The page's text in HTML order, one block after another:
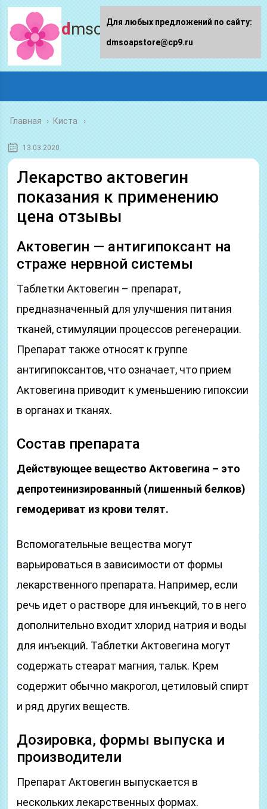
dmsoapstore.ru
Главная › Киста
13.03.2020
Лекарство актовегин
показания к применению
цена отзывы
Актовегин — антигипоксант на
страже нервной системы
Таблетки Актовегин – препарат,
предназначенный для улучшения питания
тканей, стимуляции процессов регенерации.
Препарат также относят к группе
антигипоксантов, что означает, что прием
Актовегина приводит к уменьшению гипоксии
в органах и тканях.
Состав препарата
Действующее вещество Актовегина – это
депротеинизированный (лишенный белков)
гемодериват из крови телят.
Вспомогательные вещества могут
варьироваться в зависимости от формы
лекарственного препарата. Например, если
речь идет о растворе для инъекций, то в него
дополнительно входит хлорид натрия и воды
для инъекций. Таблетки Актовегина могут
содержать стеарат магния, тальк. Крем
содержит обычно макрогол, цетиловый спирт
и ряд других веществ.
Дозировка, формы выпуска и
производители
Препарат Актовегин выпускается в
нескольких лекарственных формах.
Для любых предложений по сайту:
dmsoapstore@cp9.ru